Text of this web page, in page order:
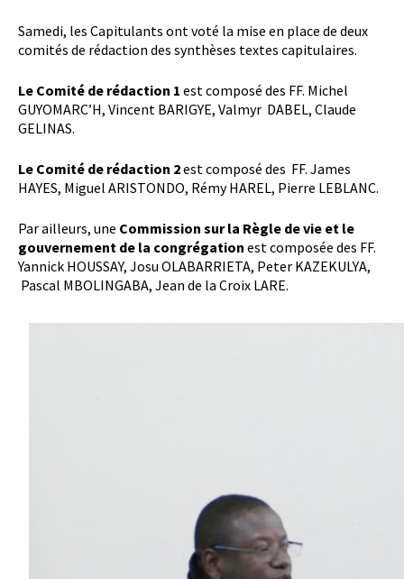
Samedi, les Capitulants ont voté la mise en place de deux
comités de rédaction des synthèses textes capitulaires.
Le Comité de rédaction 1 est composé des FF. Michel
GUYOMARC’H, Vincent BARIGYE, Valmyr DABEL, Claude
GELINAS.
Le Comité de rédaction 2est composé des FF. James
HAYES, Miguel ARISTONDO, Rémy HAREL, Pierre LEBLANC.
Par ailleurs, une Commission sur la Règle de vie et le
gouvernement de la congrégation est composée des FF.
Yannick HOUSSAY, Josu OLABARRIETA, Peter KAZEKULYA,
Pascal MBOLINGABA, Jean de la Croix LARE.